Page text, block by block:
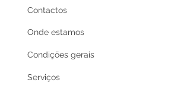
Contactos
Onde estamos
Condições gerais
Serviços